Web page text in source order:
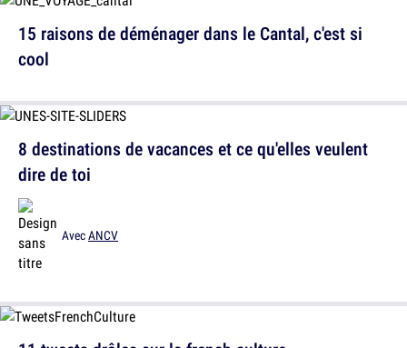
8 destinations de vacances et ce qu'elles veulent
dire de toi
AvecANCV
15 raisons de déménager dans le Cantal, c'est si
cool